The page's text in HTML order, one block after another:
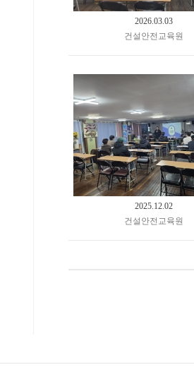
2026.03.03
건설안전교육원
2025.12.02
건설안전교육원